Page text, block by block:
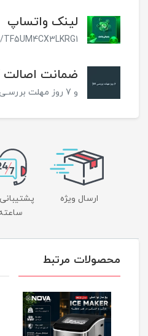
لینک واتساپ
ضمانت اصالت
و 7 روز مهلت بررسـی کالا
ارسال ویژه
محصولات مرتبط